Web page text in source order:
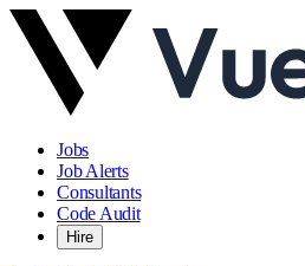
Jobs
Job Alerts
Consultants
Code Audit
Hire